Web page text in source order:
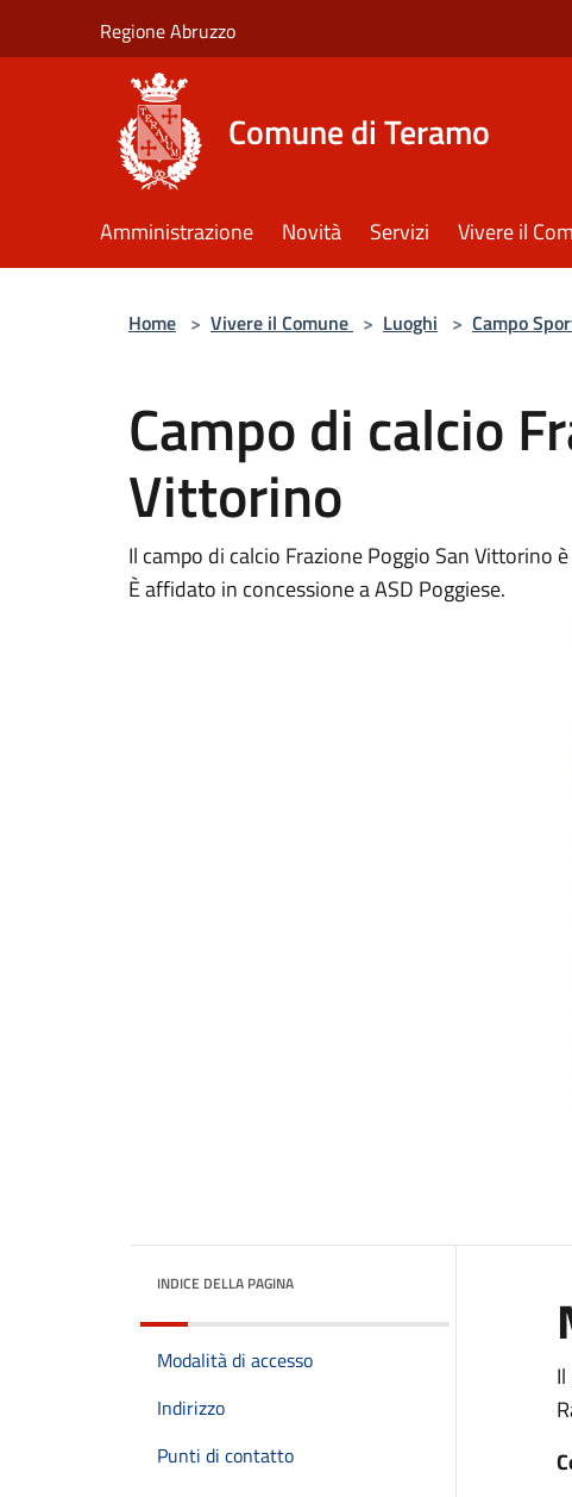
Regione Abruzzo
Comune di Teramo
Amministrazione Novità Servizi Vivere il
Home > Vivere il Comune > Luoghi > Campo
Campo di calcio
Vittorino
Il campo di calcio Frazione Poggio San
È affidato in concessione a ASD Poggiese.
INDICE DELLA PAGINA
Modalità di accesso
Indirizzo
Punti di contatto